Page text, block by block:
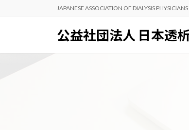
JAPANESE ASSOCIATION OF DIALYSIS PHYSICIANS
公益社団法人 日本透